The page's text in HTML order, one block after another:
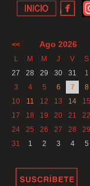
<< Ago 2026
L
M M J V S
27
28 29 30 31 1
3
4 5 6 7 8
10
11 12 13 14 15
17
18 19 20 21 22
24
25 26 27 28 29
31
1 2 3 4 5